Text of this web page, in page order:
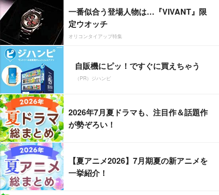
一番似合う登場人物は…『VIVANT』限
定ウオッチ
オリコンタイアップ特集
自販機にピッ！ですぐに買えちゃう
（PR）ジハンピ
2026年7月夏ドラマも、注目作＆話題作
が勢ぞろい！
【夏アニメ2026】7月期夏の新アニメを
一挙紹介！